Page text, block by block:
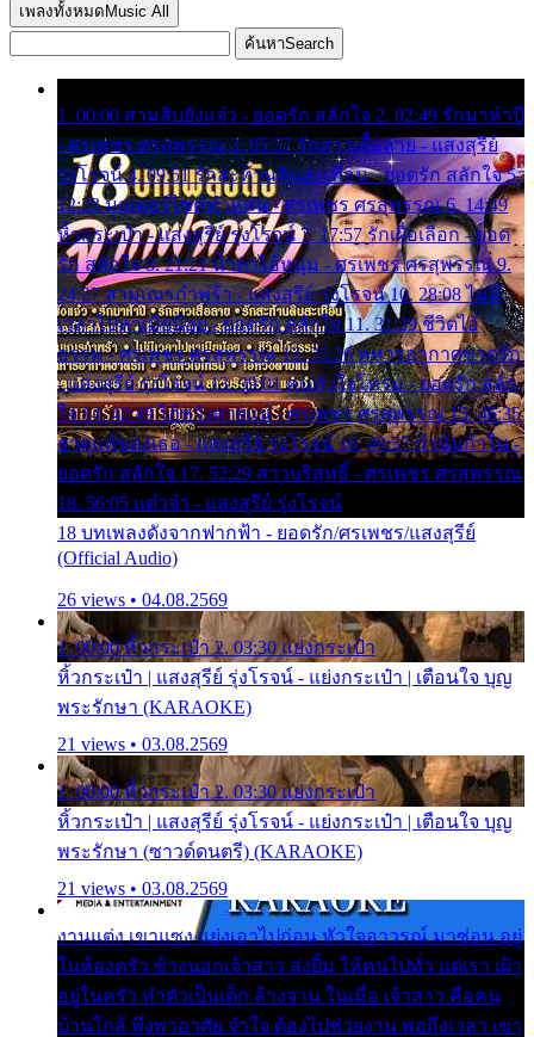
เพลงทั้งหมด Music All
ค้นหาSearch
1. 00:00 สามสิบยังแจ๋ว - ยอดรัก สลักใจ 2. 02:49 รักมาห้าปี
- ศรเพชร ศรสุพรรณ 3. 05:57 รักสาวเสื้อลาย - แสงสุรีย์
รุ่งโรจน์ 4. 09:51 รักสะท้านดินสะเทือน - ยอดรัก สลักใจ 5.
12:23 มอเตอร์ไซค์ทำหล่น - ศรเพชร ศรสุพรรณ 6. 14:49
หิ้วกระเป๋า - แสงสุรีย์ รุ่งโรจน์ 7. 17:57 รักเผื่อเลือก - ยอด
รัก สลักใจ 8. 21:21 น้ำตาไอ้หนุ่ม - ศรเพชร ศรสุพรรณ 9.
24:27 สามเณรกำพร้า - แสงสุรีย์ รุ่งโรจน์ 10. 28:08 ไม่มี
เวลาไปหาเมียน้อย - ยอดรัก สลักใจ 11. 31:29 ชีวิตไอ้
ธรรม - ศรเพชร ศรสุพรรณ 12. 35:26 ทหารอากาศขาดรัก
- แสงสุรีย์ รุ่งโรจน์ 13. 39:01 คนหัวใจโทรม - ยอดรัก สลัก
ใจ 14. 42:49 ไอ้หวังตายแน่ - ศรเพชร ศรสุพรรณ 15. 46:35
ธาตุแท้ของเธอ - แสงสุรีย์ รุ่งโรจน์ 16. 49:57 กำนันกำใน -
ยอดรัก สลักใจ 17. 52:29 สาวบริสุทธิ์ - ศรเพชร ศรสุพรรณ
18. 56:05 แต๋วจ๋า - แสงสุรีย์ รุ่งโรจน์
18 บทเพลงดังจากฟากฟ้า - ยอดรัก/ศรเพชร/แสงสุรีย์
(Official Audio)
26 views • 04.08.2569
1. 00:00 หิ้วกระเป๋า 2. 03:30 แย่งกระเป๋า
หิ้วกระเป๋า | แสงสุรีย์ รุ่งโรจน์ - แย่งกระเป๋า | เตือนใจ บุญ
พระรักษา (KARAOKE)
21 views • 03.08.2569
1. 00:00 หิ้วกระเป๋า 2. 03:30 แย่งกระเป๋า
หิ้วกระเป๋า | แสงสุรีย์ รุ่งโรจน์ - แย่งกระเป๋า | เตือนใจ บุญ
พระรักษา (ซาวด์ดนตรี) (KARAOKE)
21 views • 03.08.2569
งานแต่ง เขาแซง แย่งเอาไปก่อน หัวใจอาวรณ์ มาซ่อน อยู่
ในห้องครัว ข้างนอกเจ้าสาว ส่งยิ้ม ให้คนไปทั่ว แต่เรา เฝ้า
อยู่ในครัว ทำตัวเป็นเด็ก ล้างจาน ในเมื่อ เจ้าสาว คือคน
บ้านใกล้ พึ่งพาอาศัย จำใจ ต้องไปช่วยงาน พอถึงเวลา เขา